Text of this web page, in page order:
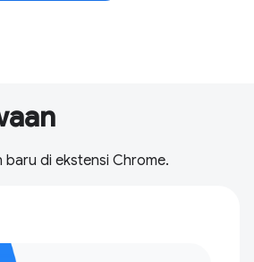
baru di ekstensi Chrome.